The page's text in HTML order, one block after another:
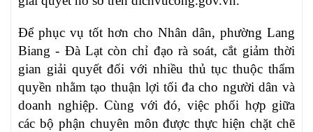
Để phục vụ tốt hơn cho Nhân dân, phường Lang
Biang - Đà Lạt còn chỉ đạo rà soát, cắt giảm thời
gian giải quyết đối với nhiều thủ tục thuộc thẩm
quyền nhằm tạo thuận lợi tối đa cho người dân và
doanh nghiệp. Cùng với đó, việc phối hợp giữa
các bộ phận chuyên môn được thực hiện chặt chẽ